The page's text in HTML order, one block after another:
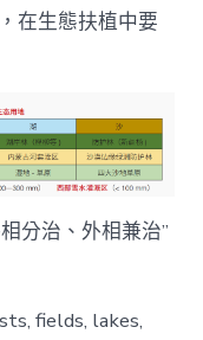
在生態扶植中要
分治、外相兼治”
fields, lakes,